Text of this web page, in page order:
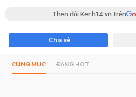
Theo dõi Kenh14.vn trên
Chia sẻ
CÙNG MỤC ĐANG HOT